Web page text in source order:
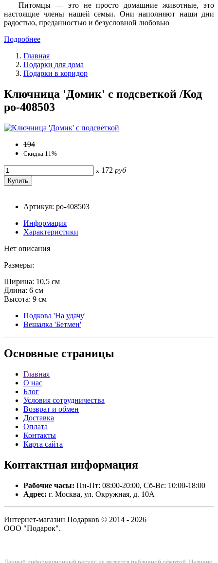
Питомцы — это не просто домашние животные, это
настоящие члены нашей семьи. Они наполняют наши дни
радостью, преданностью и безусловной любовью
Подробнее
Главная
Подарки для дома
Подарки в коридор
Ключница 'Домик' с подсветкой /Код
po-408503
194
Скидка 11%
x 172 руб
Артикул: po-408503
Информация
Характеристики
Нет описания
Размеры:
Ширина: 10,5 см
Длина: 6 см
Высота: 9 см
Подкова 'На удачу'
Вешалка 'Бетмен'
Основные страницы
Главная
О нас
Блог
Условия сотрудничества
Возврат и обмен
Доставка
Оплата
Контакты
Карта сайта
Контактная информация
Рабочие часы: Пн-Пт: 08:00-20:00, Сб-Вс: 10:00-18:00
Адрес: г. Москва, ул. Окружная, д. 10А
Интернет-магазин Подарков © 2014 - 2026
ООО "Подарок".